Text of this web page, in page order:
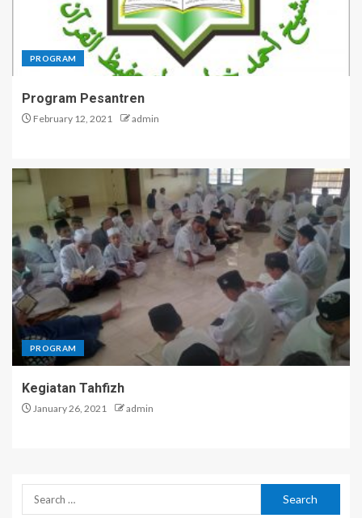
PROGRAM
Program Pesantren
February 12, 2021 admin
PROGRAM
Kegiatan Tahfizh
January 26, 2021 admin